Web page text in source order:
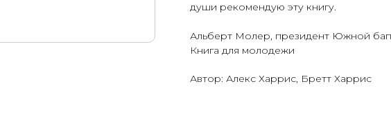
души рекомендую эту книгу.
Альберт Молер, президент Южной
Книга для молодежи
Автор: Алекс Харрис, Бретт Харрис